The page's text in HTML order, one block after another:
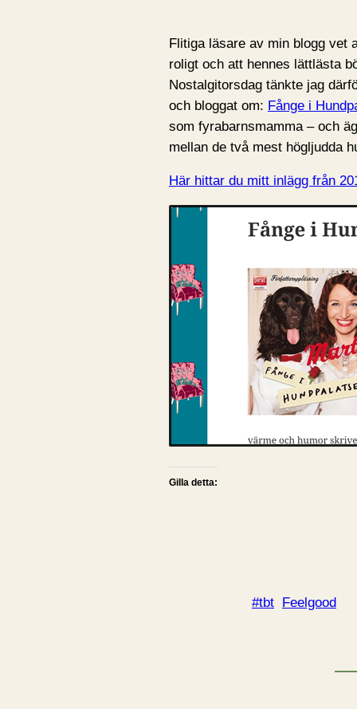
Flitiga läsare av min blogg vet
roligt och att hennes lättlästa
Nostalgitorsdag tänkte jag
och bloggat om: Fånge i
som fyrabarnsmamma – och
mellan de två mest högljudda
Här hittar du mitt inlägg från
Gilla detta:
#tbt Feelgood